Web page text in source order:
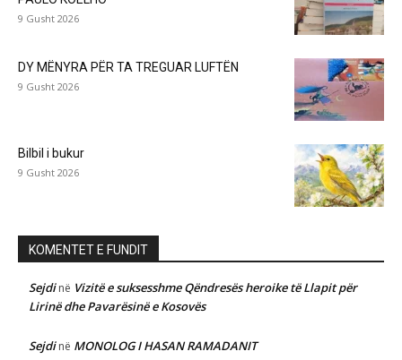
9 Gusht 2026
DY MËNYRA PËR TA TREGUAR LUFTËN
9 Gusht 2026
Bilbil i bukur
9 Gusht 2026
KOMENTET E FUNDIT
Sejdinë Vizitë e suksesshme Qëndresës heroike të Llapit për
Lirinë dhe Pavarësinë e Kosovës
Sejdinë MONOLOG I HASAN RAMADANIT